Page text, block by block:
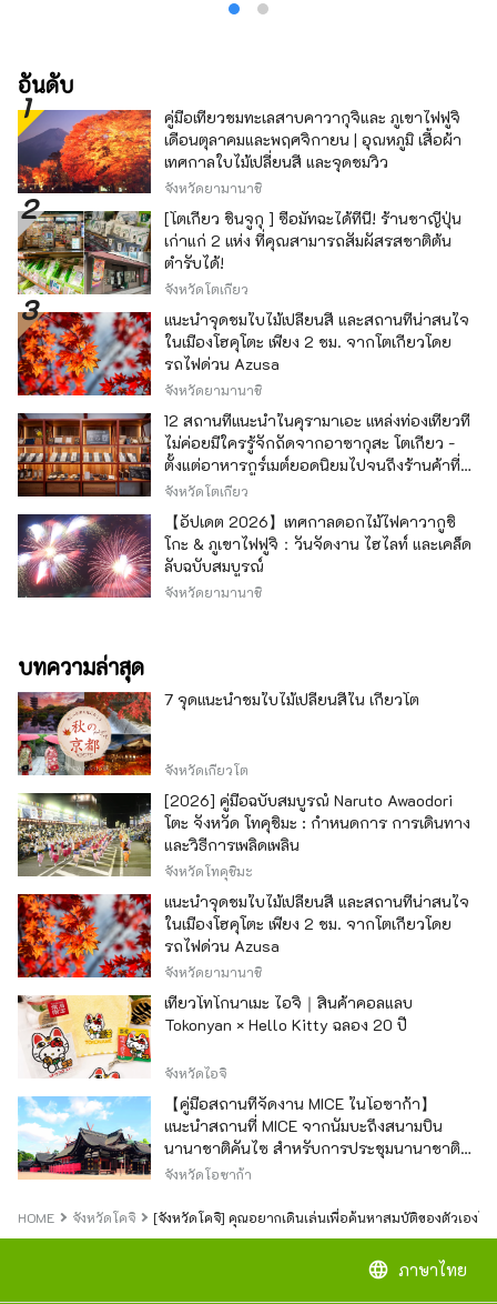
อันดับ
คู่มือเที่ยวชมทะเลสาบคาวากุจิและ ภูเขาไฟฟูจิ
เดือนตุลาคมและพฤศจิกายน | อุณหภูมิ เสื้อผ้า
เทศกาลใบไม้เปลี่ยนสี และจุดชมวิว
จังหวัดยามานาชิ
[โตเกียว ชินจูกุ ] ซื้อมัทฉะได้ที่นี่! ร้านชาญี่ปุ่น
เก่าแก่ 2 แห่ง ที่คุณสามารถสัมผัสรสชาติต้น
ตำรับได้!
จังหวัดโตเกียว
แนะนำจุดชมใบไม้เปลี่ยนสี และสถานที่น่าสนใจ
ในเมืองโฮคุโตะ เพียง 2 ชม. จากโตเกียวโดย
รถไฟด่วน Azusa
จังหวัดยามานาชิ
12 สถานที่แนะนำในคุรามาเอะ แหล่งท่องเที่ยวที่
ไม่ค่อยมีใครรู้จักถัดจากอาซากุสะ โตเกียว -
ตั้งแต่อาหารกูร์เมต์ยอดนิยมไปจนถึงร้านค้าที่มี
เอกลักษณ์ -
จังหวัดโตเกียว
【อัปเดต 2026】เทศกาลดอกไม้ไฟคาวากูชิ
โกะ & ภูเขาไฟฟูจิ：วันจัดงาน ไฮไลท์ และเคล็ด
ลับฉบับสมบูรณ์
จังหวัดยามานาชิ
บทความล่าสุด
7 จุดแนะนำชมใบไม้เปลี่ยนสีใน เกียวโต
จังหวัดเกียวโต
[2026] คู่มือฉบับสมบูรณ์ Naruto Awaodori
โตะ จังหวัด โทคุชิมะ : กำหนดการ การเดินทาง
และวิธีการเพลิดเพลิน
จังหวัดโทคุชิมะ
แนะนำจุดชมใบไม้เปลี่ยนสี และสถานที่น่าสนใจ
ในเมืองโฮคุโตะ เพียง 2 ชม. จากโตเกียวโดย
รถไฟด่วน Azusa
จังหวัดยามานาชิ
เที่ยวโทโกนาเมะ ไอจิ｜สินค้าคอลแลบ
Tokonyan × Hello Kitty ฉลอง 20 ปี
จังหวัดไอจิ
【คู่มือสถานที่จัดงาน MICE ในโอซาก้า】
แนะนำสถานที่ MICE จากนัมบะถึงสนามบิน
นานาชาติคันไซ สำหรับการประชุมนานาชาติ
และกิจกรรมองค์กร
จังหวัดโอซาก้า
HOME จังหวัดโคจิ [จังหวัดโคจิ] คุณอยากเดินเล่นเพื่อค้นหาสมบัติของตัวเองไห
language ภาษาไทย